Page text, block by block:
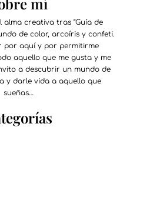
alma creativa tras “Guía de
de color, arcoíris y confeti.
por aquí y por permitirme
aquello que me gusta y me
a descubrir un mundo de
y darle vida a aquello que
sueñas…